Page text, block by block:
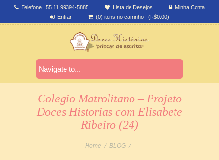
Telefone : 55 11 99394-5885 Lista de Desejos
Minha Conta
Entrar
(0) itens no carrinho | (R$0.00)
Colegio Matrolitano – Projeto
Doces Historias com Elisabete
Ribeiro (24)
Home BLOG